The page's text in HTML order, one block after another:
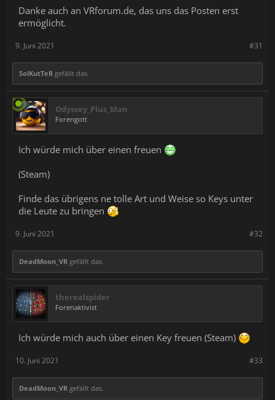
Danke auch an VRforum.de, das uns das Posten erst
ermöglicht.
#31
9. Juni 2021
SolKutTeR gefällt das.
Odyssey_Plus_Man
Forengott
Ich würde mich über einen freuen
(Steam)
Finde das übrigens ne tolle Art und Weise so Keys unter
die Leute zu bringen
#32
9. Juni 2021
DeadMoon_VR gefällt das.
therealspider
Forenaktivist
Ich würde mich auch über einen Key freuen (Steam)
#33
10. Juni 2021
DeadMoon_VR gefällt das.